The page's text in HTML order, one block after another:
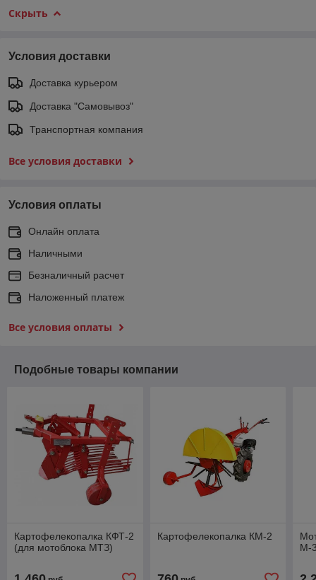
Скрыть
Условия доставки
Доставка курьером
Доставка "Самовывоз"
Транспортная компания
Все условия доставки
Условия оплаты
Онлайн оплата
Наличными
Безналичный расчет
Наложенный платеж
Все условия оплаты
Подобные товары компании
Картофелекопалка КФТ-2
(для мотоблока МТЗ)
Картофелекопалка КМ-2
М-